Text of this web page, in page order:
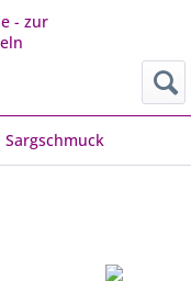
Sargschmuck